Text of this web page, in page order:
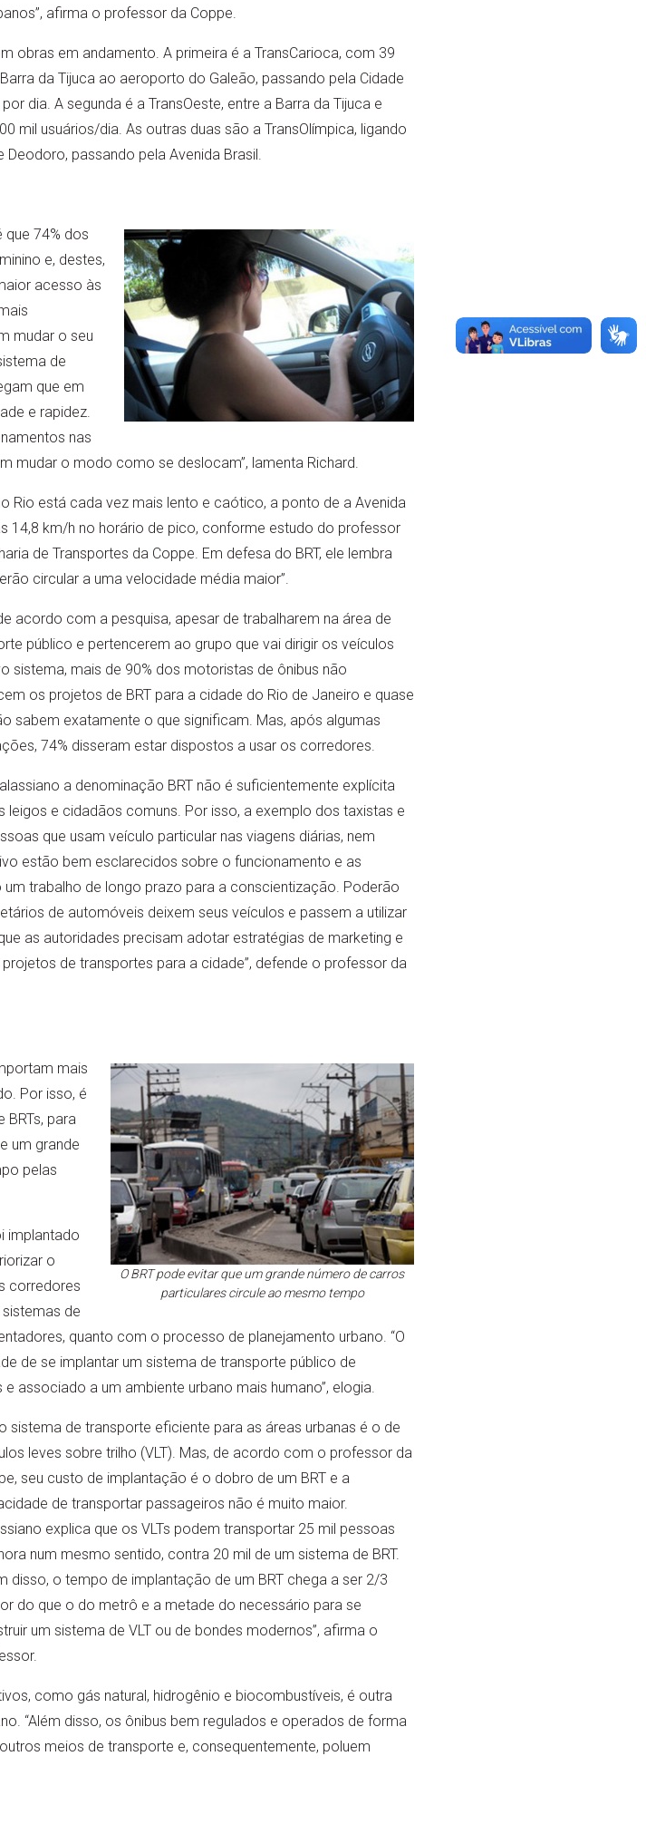
afirma o professor da Coppe.
obras em andamento. A primeira é a TransCarioca, com 39
da Tijuca ao aeroporto do Galeão, passando pela Cidade
dia. A segunda é a TransOeste, entre a Barra da Tijuca e
mil usuários/dia. As outras duas são a TransOlímpica, ligando
Deodoro, passando pela Avenida Brasil.
74% dos
e, destes,
acesso às
mudar o seu
de
que em
e rapidez.
nas
mudar o modo como se deslocam”, lamenta Richard.
Rio está cada vez mais lento e caótico, a ponto de a Avenida
14,8 km/h no horário de pico, conforme estudo do professor
de Transportes da Coppe. Em defesa do BRT, ele lembra
circular a uma velocidade média maior”.
acordo com a pesquisa, apesar de trabalharem na área de
público e pertencerem ao grupo que vai dirigir os veículos
sistema, mais de 90% dos motoristas de ônibus não
os projetos de BRT para a cidade do Rio de Janeiro e quase
sabem exatamente o que significam. Mas, após algumas
74% disseram estar dispostos a usar os corredores.
a denominação BRT não é suficientemente explícita
leigos e cidadãos comuns. Por isso, a exemplo dos taxistas e
que usam veículo particular nas viagens diárias, nem
estão bem esclarecidos sobre o funcionamento e as
trabalho de longo prazo para a conscientização. Poderão
de automóveis deixem seus veículos e passem a utilizar
as autoridades precisam adotar estratégias de marketing e
de transportes para a cidade”, defende o professor da
O BRT pode evitar que um grande número de carros
particulares circule ao mesmo tempo
mais
Por isso, é
para
um grande
pelas
implantado
o
corredores
de
quanto com o processo de planejamento urbano. “O
de se implantar um sistema de transporte público de
associado a um ambiente urbano mais humano”, elogia.
sistema de transporte eficiente para as áreas urbanas é o de
leves sobre trilho (VLT). Mas, de acordo com o professor da
seu custo de implantação é o dobro de um BRT e a
de transportar passageiros não é muito maior.
explica que os VLTs podem transportar 25 mil pessoas
num mesmo sentido, contra 20 mil de um sistema de BRT.
disso, o tempo de implantação de um BRT chega a ser 2/3
do que o do metrô e a metade do necessário para se
um sistema de VLT ou de bondes modernos”, afirma o
como gás natural, hidrogênio e biocombustíveis, é outra
“Além disso, os ônibus bem regulados e operados de forma
meios de transporte e, consequentemente, poluem